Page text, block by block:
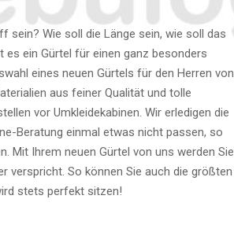
sein? Wie soll die Länge sein, wie soll das
ein Gürtel für einen ganz besonders
eines neuen Gürtels für den Herren von
aus feiner Qualität und tolle
vor Umkleidekabinen. Wir erledigen die
Beratung einmal etwas nicht passen, so
Mit Ihrem neuen Gürtel von uns werden Sie
verspricht. So können Sie auch die größten
stets perfekt sitzen!